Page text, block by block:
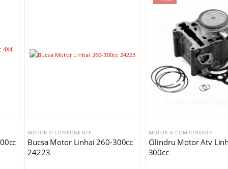
MOTOR SI COMPONENTE
Bucsa Motor Linhai 260-300cc
24223
MOTOR SI COMPONENTE
Cilindru Motor Atv
300cc